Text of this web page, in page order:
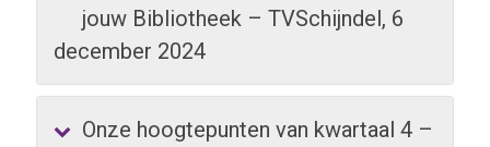
jouw Bibliotheek – TVSchijndel, 6
december 2024
Onze hoogtepunten van kwartaal 4 –